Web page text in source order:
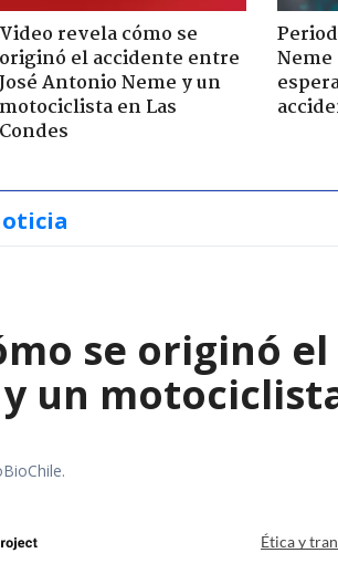
Video revela cómo se
originó el accidente entre
Antonio Neme y un
motociclista en Las
Condes
Neme
se originó
un
Ética y